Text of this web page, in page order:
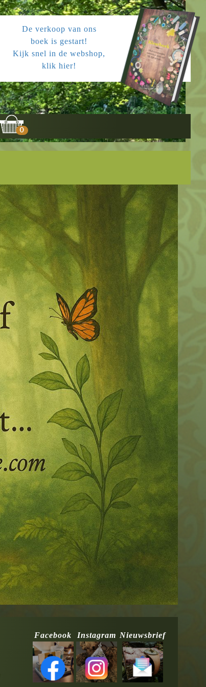
De verkoop van ons
boek is gestart!
Kijk snel in de webshop,
klik hier!
0
Facebook Instagram Nieuwsbrief